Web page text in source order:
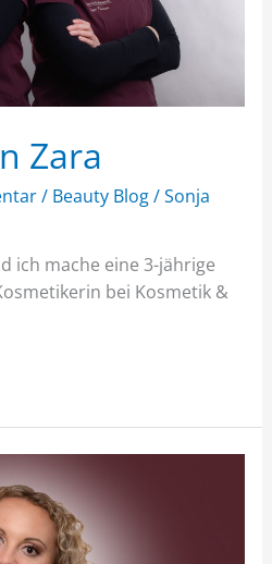
Zara
/ Beauty Blog/Sonja
ich mache eine 3-jährige
bei Kosmetik &